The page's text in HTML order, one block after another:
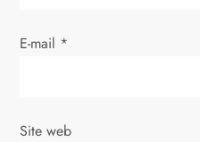
E-mail *
Site web